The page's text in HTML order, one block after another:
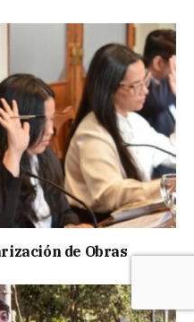
de Obras